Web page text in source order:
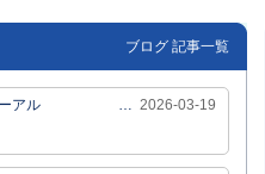
ブログ 記事一覧
アル … 2026-03-19